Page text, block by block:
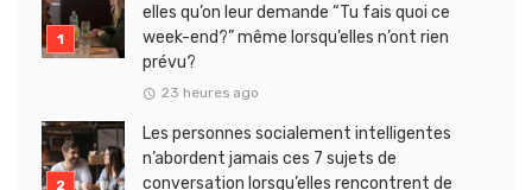
elles qu’on leur demande “Tu fais quoi ce
week-end?” même lorsqu’elles n’ont rien
prévu?
23 heures ago
Les personnes socialement intelligentes
n’abordent jamais ces 7 sujets de
conversation lorsqu’elles rencontrent de